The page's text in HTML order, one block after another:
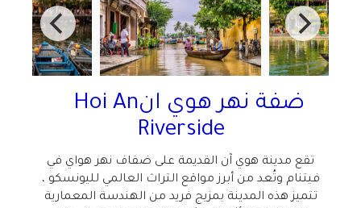
ضفة نهر هوي ان
Riverside
تقع مدينة هوي آن القديمة على ضفاف نهر هواي في
فيتنام وتُعد من أبرز مواقع التراث العالمي لليونسكو ،
تتميز هذه المدينة بمزيج فريد من الهندسة المعمارية